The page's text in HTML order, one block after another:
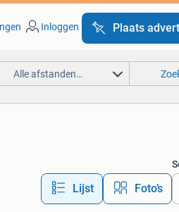
Inloggen Plaats
Alle afstanden…
Lijst Foto’s